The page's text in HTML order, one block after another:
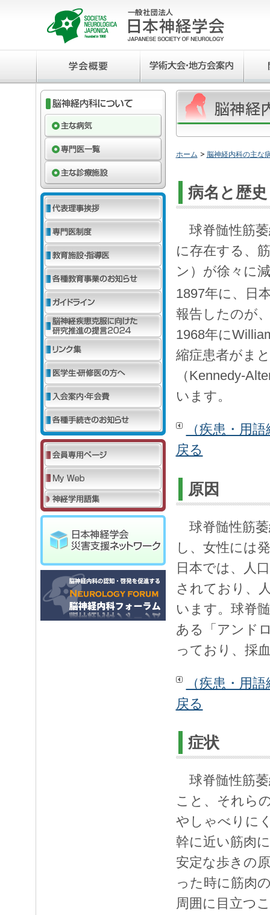
ホーム 脳神経内科の主な
病名と歴史
球脊髄性筋萎
に存在する、
ン）が徐々に
1897年に、日
報告したのが
1968年に
縮症患者がま
（Kennedy-
います。
（疾患・用
戻る
原因
球脊髄性筋萎
し、女性には
日本では、人
されており、
います。球脊
ある「アンド
っており、採
（疾患・用
戻る
症状
球脊髄性筋萎
こと、それら
やしゃべりに
幹に近い筋肉
安定な歩きの
った時に筋肉
周囲に目立つ